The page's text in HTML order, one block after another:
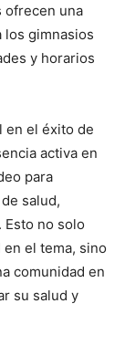
ofrecen una
los gimnasios
y horarios
en el éxito de
activa en
para
salud,
no solo
el tema, sino
comunidad en
su salud y